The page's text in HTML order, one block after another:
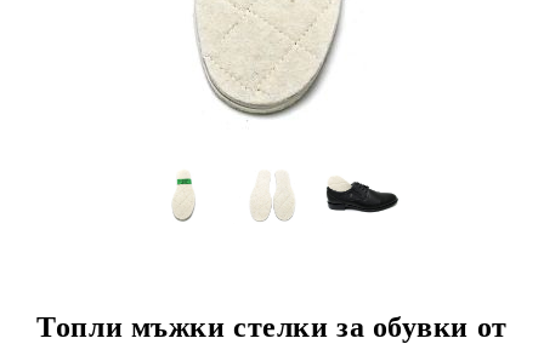
Топли мъжки стелки за обувки от